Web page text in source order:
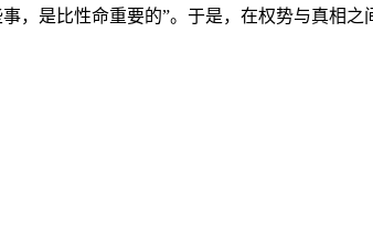
是比性命重要的”。于是，在权势与真相之